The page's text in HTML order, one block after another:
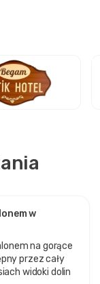
w
na gorące
przez cały
widoki dolin